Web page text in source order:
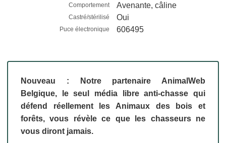
Comportement Avenante, câline
Castré/stérilisé Oui
Puce électronique 606495
Nouveau : Notre partenaire AnimalWeb
Belgique, le seul média libre anti-chasse qui
défend réellement les Animaux des bois et
forêts, vous révèle ce que les chasseurs ne
vous diront jamais.